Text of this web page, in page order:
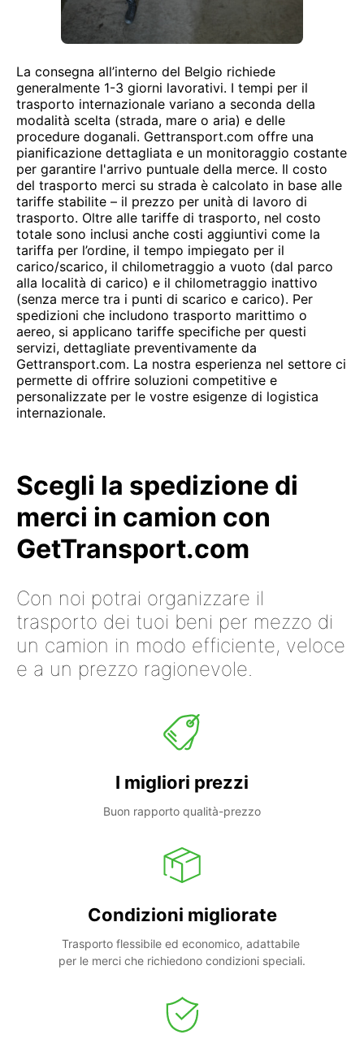
La consegna all’interno del Belgio richiede
generalmente 1-3 giorni lavorativi. I tempi per il
trasporto internazionale variano a seconda della
modalità scelta (strada, mare o aria) e delle
procedure doganali. Gettransport.com offre una
pianificazione dettagliata e un monitoraggio costante
per garantire l'arrivo puntuale della merce. Il costo
del trasporto merci su strada è calcolato in base alle
tariffe stabilite – il prezzo per unità di lavoro di
trasporto. Oltre alle tariffe di trasporto, nel costo
totale sono inclusi anche costi aggiuntivi come la
tariffa per l’ordine, il tempo impiegato per il
carico/scarico, il chilometraggio a vuoto (dal parco
alla località di carico) e il chilometraggio inattivo
(senza merce tra i punti di scarico e carico). Per
spedizioni che includono trasporto marittimo o
aereo, si applicano tariffe specifiche per questi
servizi, dettagliate preventivamente da
Gettransport.com. La nostra esperienza nel settore ci
permette di offrire soluzioni competitive e
personalizzate per le vostre esigenze di logistica
internazionale.
Scegli la spedizione di
merci in camion con
GetTransport.com
Con noi potrai organizzare il
trasporto dei tuoi beni per mezzo di
un camion in modo efficiente, veloce
e a un prezzo ragionevole.
I migliori prezzi
Buon rapporto qualità-prezzo
Condizioni migliorate
Trasporto flessibile ed economico, adattabile
per le merci che richiedono condizioni speciali.